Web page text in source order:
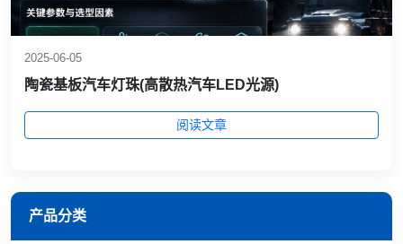
2025-06-05
陶瓷基板汽车灯珠(高散热汽车LED光源)
阅读文章
产品分类